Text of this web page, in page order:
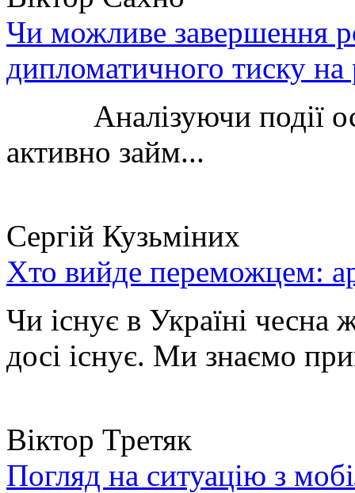
Чи можливе завершення
дипломатичного тиску
Аналізуючи події
активно займ...
Сергій Кузьміних
Хто вийде переможцем:
Чи існує в Україні чесна
досі існує. Ми знаємо
Віктор Третяк
Погляд на ситуацію з